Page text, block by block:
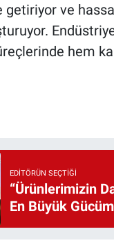
ve
hem
EDITÖRÜN SEÇTIĞI
“Ürünlerimizin
En Büyük